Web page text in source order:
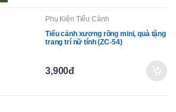
Phụ Kiện Tiểu Cảnh
Tiểu cảnh xương rồng mini, quà tặng
trang trí nữ tính (ZC-54)
3,900đ